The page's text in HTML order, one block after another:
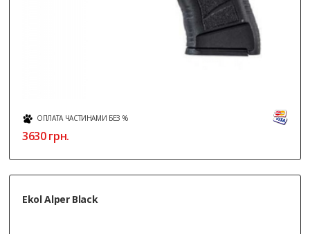
ОПЛАТА ЧАСТИНАМИ БЕЗ %
3630грн.
Ekol Alper Black